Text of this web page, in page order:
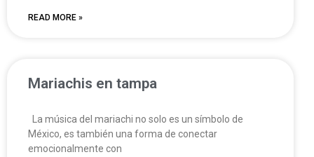
READ MORE »
Mariachis en tampa
La música del mariachi no solo es un símbolo de
México, es también una forma de conectar
emocionalmente con